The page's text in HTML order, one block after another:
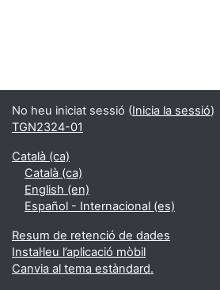
No heu iniciat sessió (Inicia la sessió)
TGN2324-01
Català ‎(ca)‎
Català ‎(ca)‎
English ‎(en)‎
Español - Internacional ‎(es)‎
Resum de retenció de dades
Instal·leu l’aplicació mòbil
Canvia al tema estàndard.